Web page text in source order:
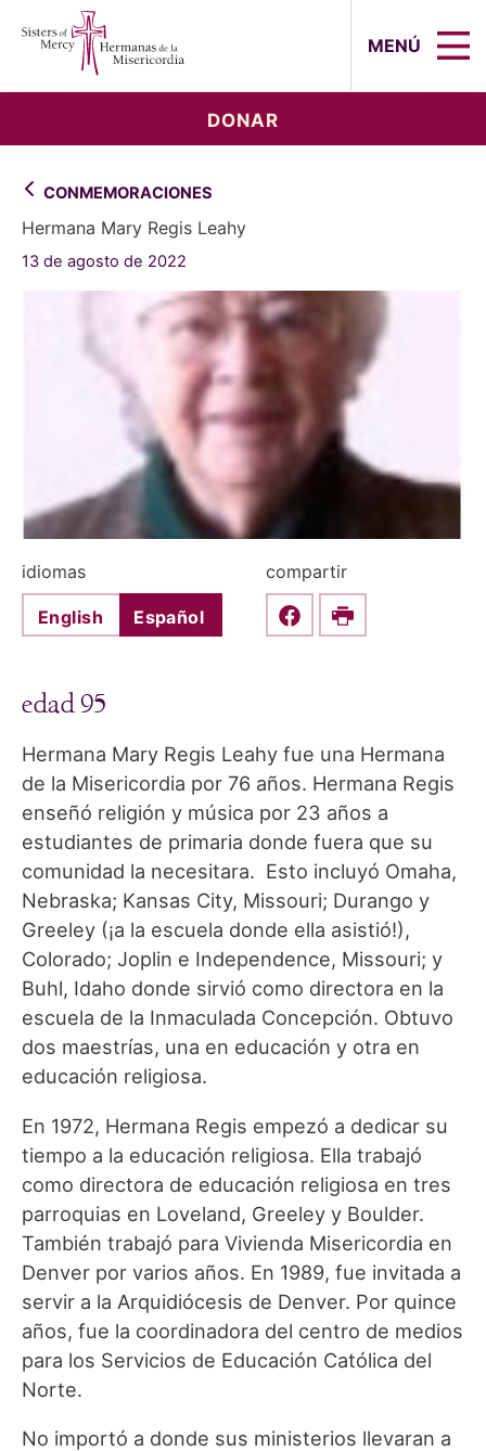
MENÚ
DONAR
CONMEMORACIONES
Hermana Mary Regis Leahy
13 de agosto de 2022
idiomas
English Español
compartir
Share this on Facebook
Print
edad 95
Hermana Mary Regis Leahy fue una Hermana
de la Misericordia por 76 años. Hermana Regis
enseñó religión y música por 23 años a
estudiantes de primaria donde fuera que su
comunidad la necesitara. Esto incluyó Omaha,
Nebraska; Kansas City, Missouri; Durango y
Greeley (¡a la escuela donde ella asistió!),
Colorado; Joplin e Independence, Missouri; y
Buhl, Idaho donde sirvió como directora en la
escuela de la Inmaculada Concepción. Obtuvo
dos maestrías, una en educación y otra en
educación religiosa.
En 1972, Hermana Regis empezó a dedicar su
tiempo a la educación religiosa. Ella trabajó
como directora de educación religiosa en tres
parroquias en Loveland, Greeley y Boulder.
También trabajó para Vivienda Misericordia en
Denver por varios años. En 1989, fue invitada a
servir a la Arquidiócesis de Denver. Por quince
años, fue la coordinadora del centro de medios
para los Servicios de Educación Católica del
Norte.
No importó a donde sus ministerios llevaran a